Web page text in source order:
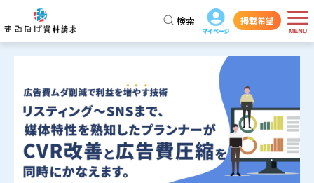
掲載希望
検索